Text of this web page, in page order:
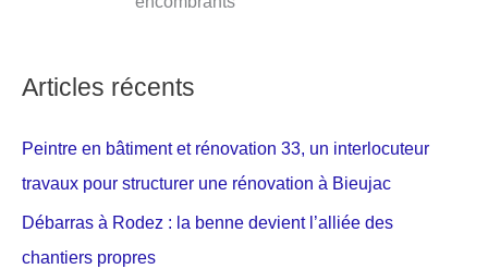
Articles récents
Peintre en bâtiment et rénovation 33, un interlocuteur
travaux pour structurer une rénovation à Bieujac
Débarras à Rodez : la benne devient l’alliée des
chantiers propres